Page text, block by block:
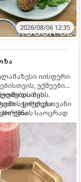
2026/08/06 12:35
იისფერი
უქმეების
ციტრუსოვანი
ქმნის საოცრად
და მის
სჭირდება.